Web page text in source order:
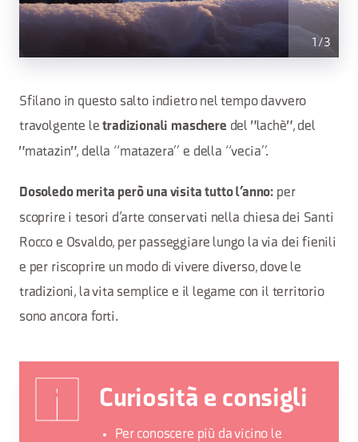
1 /3
Sfilano in questo salto indietro nel tempo davvero
travolgente letradizionali maschere del "lachè", del
"matazin", della “matazera” e della “vecia”.
Dosoledo merita però una visita tutto l’anno: per
scoprire i tesori d’arte conservati nella chiesa dei Santi
Rocco e Osvaldo, per passeggiare lungo la via dei fienili
e per riscoprire un modo di vivere diverso, dove le
tradizioni, la vita semplice e il legame con il territorio
sono ancora forti.
Curiosità e consigli
Per conoscere più da vicino le